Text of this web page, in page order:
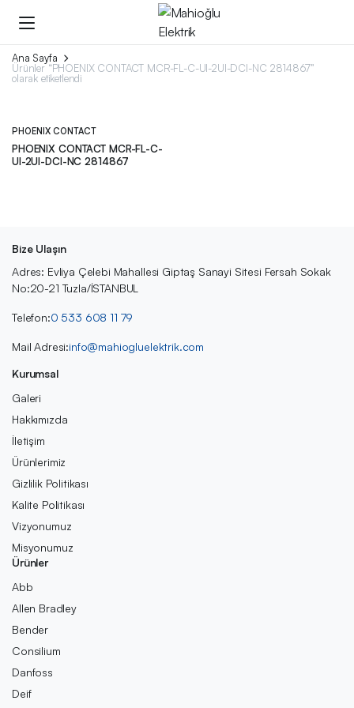
Ana Sayfa
Ürünler “PHOENIX CONTACT MCR-FL-C-UI-2UI-DCI-NC 2814867”
olarak etiketlendi
PHOENIX CONTACT
PHOENIX CONTACT MCR-FL-C-
UI-2UI-DCI-NC 2814867
Bize Ulaşın
Adres: Evliya Çelebi Mahallesi Giptaş Sanayi Sitesi Fersah Sokak
No:20-21 Tuzla/İSTANBUL
Telefon:0 533 608 11 79
Mail Adresi:info@mahiogluelektrik.com
Kurumsal
Galeri
Hakkımızda
İletişim
Ürünlerimiz
Gizlilik Politikası
Kalite Politikası
Vizyonumuz
Misyonumuz
Ürünler
Abb
Allen Bradley
Bender
Consilium
Danfoss
Deif